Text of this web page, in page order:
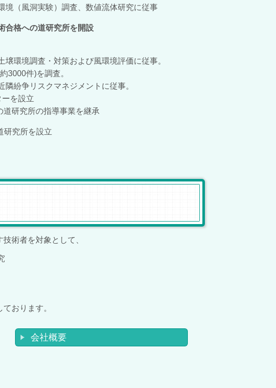
）調査、数値流体研究に従事
格への道研究所を開設
環境調査・対策および風環境評価に従事。
件)を調査。
紛争リスクマネジメントに従事。
ーを設立
研究所の指導事業を継承
究所を設立
術者を対象として、
おります。
会社概要